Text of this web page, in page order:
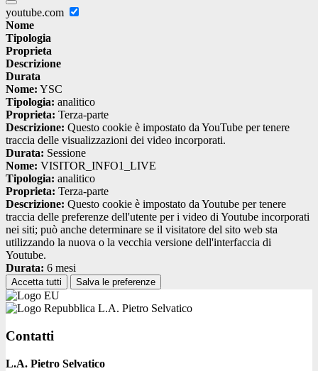
youtube.com
Nome
Tipologia
Proprieta
Descrizione
Durata
Nome: YSC
Tipologia: analitico
Proprieta: Terza-parte
Descrizione: Questo cookie è impostato da YouTube per tenere
traccia delle visualizzazioni dei video incorporati.
Durata: Sessione
Nome: VISITOR_INFO1_LIVE
Tipologia: analitico
Proprieta: Terza-parte
Descrizione: Questo cookie è impostato da Youtube per tenere
traccia delle preferenze dell'utente per i video di Youtube incorporati
nei siti; può anche determinare se il visitatore del sito web sta
utilizzando la nuova o la vecchia versione dell'interfaccia di
Youtube.
Durata: 6 mesi
Accetta tutti Salva le preferenze
L.A. Pietro Selvatico
Contatti
L.A. Pietro Selvatico